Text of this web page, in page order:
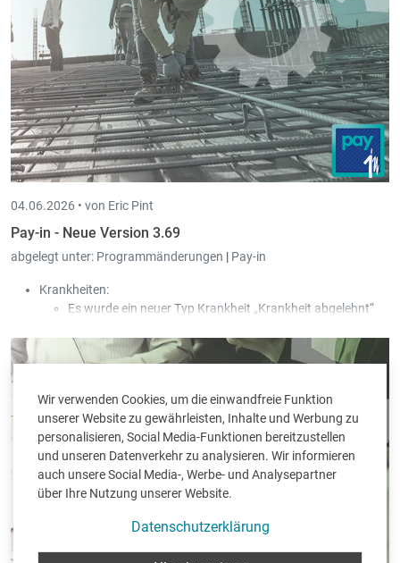
Wir verwenden Cookies, um die einwandfreie Funktion
unserer Website zu gewährleisten, Inhalte und Werbung zu
personalisieren, Social Media-Funktionen bereitzustellen
und unseren Datenverkehr zu analysieren. Wir informieren
auch unsere Social Media-, Werbe- und Analysepartner
über Ihre Nutzung unserer Website.
Datenschutzerklärung
User abgespeichert.
04.06.2026 • von Eric Pint
Pay-in - Neue Version 3.69
abgelegt unter: Programmänderungen | Pay-in
Krankheiten:
Es wurde ein neuer Typ Krankheit „Krankheit abgelehnt“
In dem Fall wird der Typ Zahlung „Entschädigung durch
die CNS“ verwendet, obwohl die CNS keinen Beitrag an den
bezahlen muss.
Diese Krankheitstage werden weder für die 77- noch für
die 546-Tage-Regelung berücksichtigt. Die Krankheit wird
ebenfalls über die DECMAL der CCSS gemeldet.
Neue Lohnart „Abgelehnte Stunden Krankheit“ (HMALNA),
die in der täglichen Stundeneingabe verwendet werden